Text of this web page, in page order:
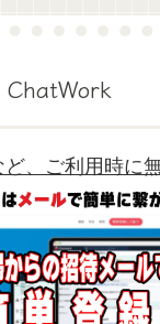
ChatWork
、ご利用時に